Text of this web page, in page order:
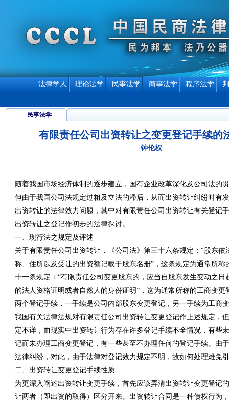
法律学人 理论法学 民事法学 商事法学 程序法学
民事法学
有限责任公司出资转让之变更登记手续的
钟伦权
随着我国市场经济体制的逐步建立，国有企业改革深化及公司法的
但由于我国公司法规定过粗及立法的滞后，从而出资转让纠纷时有
出资转让的法律效力问题，其中对有限责任公司出资转让有关登记
出资转让之登记作初步的法律探讨。
一、现行法之规定及评述
关于有限责任公司出资转让，《公司法》第三十六条规定：“股东
称、住所以及受让的出资额记载于股东名册”，这条规定为通常所
十一条规定：“有限责任公司变更股东的，应当自股东发生变动之
的法人资格证明或者自然人的身份证明”，这为通常所称的工商变
两个登记手续，一手续是公司内部股东变更登记，另一手续为工商
我国有关法律法规对有限责任公司出资转让变更登记作上述规定，
定不详，而现实中出资转让行为存在许多登记手续不全情况，有些
记而未办理工商变更登记，有一些甚至不办理任何的登记手续。由
法律纠纷，对此，由于法律对登记效力规定不明，故如何处理难免
二、出资转让变更登记手续性质
为更深入阐述出资转让变更手续，首先应该弄清出资转让变更登记
让两者（即出资的取得）区分开来。出资转让合同是一种债权行为